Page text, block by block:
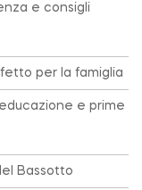
e consigli
per la famiglia
e prime
Bassotto